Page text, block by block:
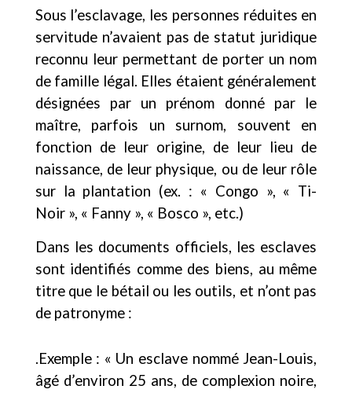
Sous l’esclavage, les personnes réduites en
servitude n’avaient pas de statut juridique
reconnu leur permettant de porter un nom
de famille légal. Elles étaient généralement
désignées par un prénom donné par le
maître, parfois un surnom, souvent en
fonction de leur origine, de leur lieu de
naissance, de leur physique, ou de leur rôle
sur la plantation (ex. : « Congo », « Ti-
Noir », « Fanny », « Bosco », etc.)
Dans les documents officiels, les esclaves
sont identifiés comme des biens, au même
titre que le bétail ou les outils, et n’ont pas
de patronyme :
.Exemple : « Un esclave nommé Jean-Louis,
âgé d’environ 25 ans, de complexion noire,